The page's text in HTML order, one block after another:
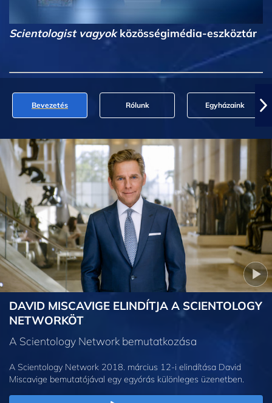
Scientologist vagyokközösségimédia-eszköztár
Bevezetés Rólunk Egyházaink
DAVID MISCAVIGE ELINDÍTJA A SCIENTOLOGY
NETWORKÖT
A Scientology Network bemutatkozása
A Scientology Network 2018. március 12-i elindítása David
Miscavige bemutatójával egy egyórás különleges üzenetben.